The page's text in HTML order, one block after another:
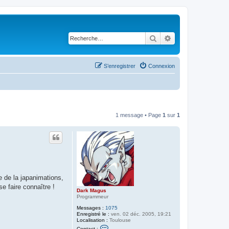
Rechercher
Connexion
S’enregistrer
1 message • Page 1 sur 1
Dark Magus
Programmeur
Messages : 1075
Enregistré le : ven. 02 déc. 2005, 19:21
Localisation : Toulouse
la japanimations,
faire connaître !